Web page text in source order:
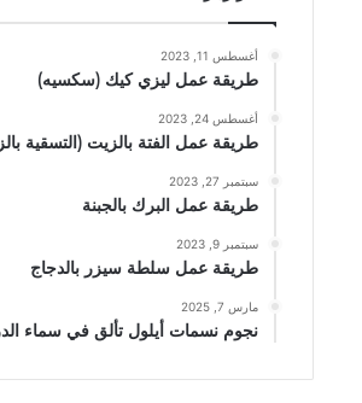
أغسطس 11, 2023
طريقة عمل ليزي كيك (سكسيه)
أغسطس 24, 2023
طريقة عمل الفتة بالزيت (التسقية
سبتمبر 27, 2023
طريقة عمل البرك بالجبنة
سبتمبر 9, 2023
طريقة عمل سلطة سيزر بالدجاج
مارس 7, 2025
نجوم نسمات أيلول تألق في سماء